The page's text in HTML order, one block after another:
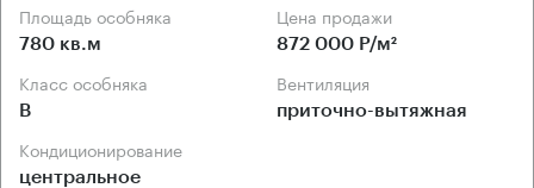
Площадь особняка
780 кв.м
Цена продажи
872 000 Р/м²
Класс особняка
B
Вентиляция
приточно-вытяжная
Кондиционирование
центральное